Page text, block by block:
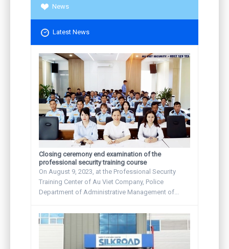
News
Latest News
Closing ceremony end examination of the
professional security training course
On August 9, 2023, at the Professional Security
Training Center of Au Viet Company, Police
Department of Administrative Management of...